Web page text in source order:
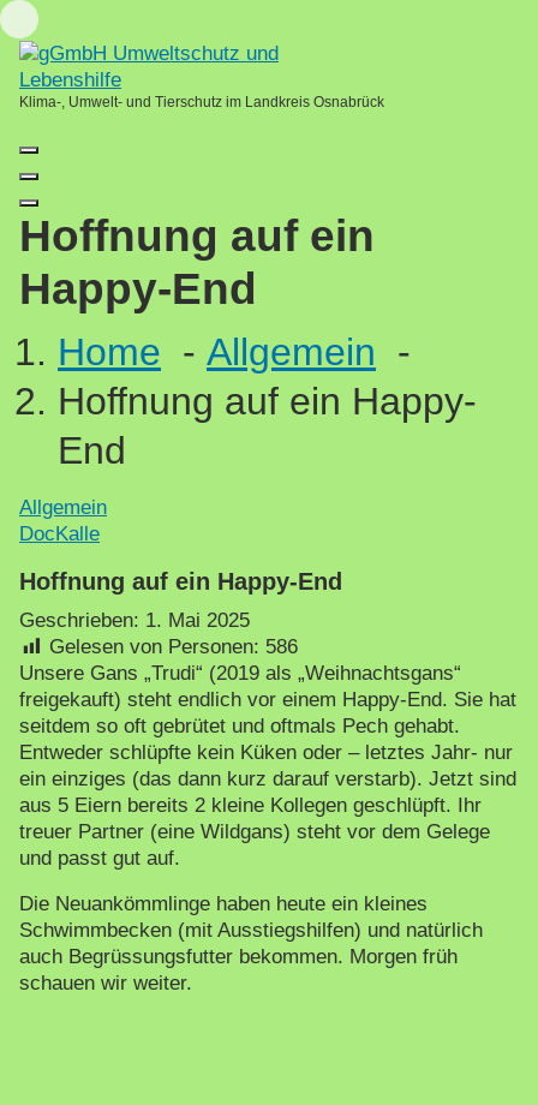
Skip
to
content
Loading...
Klima-, Umwelt- und Tierschutz im Landkreis Osnabrück
Hoffnung auf ein
Happy-End
Home - Allgemein -
Hoffnung auf ein Happy-
End
Allgemein
DocKalle
Hoffnung auf ein Happy-End
Geschrieben: 1. Mai 2025
Gelesen von Personen: 586
Unsere Gans „Trudi“ (2019 als „Weihnachtsgans“
freigekauft) steht endlich vor einem Happy-End. Sie hat
seitdem so oft gebrütet und oftmals Pech gehabt.
Entweder schlüpfte kein Küken oder – letztes Jahr- nur
ein einziges (das dann kurz darauf verstarb). Jetzt sind
aus 5 Eiern bereits 2 kleine Kollegen geschlüpft. Ihr
treuer Partner (eine Wildgans) steht vor dem Gelege
und passt gut auf.
Die Neuankömmlinge haben heute ein kleines
Schwimmbecken (mit Ausstiegshilfen) und natürlich
auch Begrüssungsfutter bekommen. Morgen früh
schauen wir weiter.